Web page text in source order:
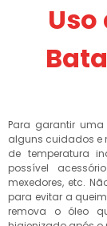
Para garantir
alguns cuidados e
de temperatura
possível
mexedores, etc.
para evitar a
remova o óleo